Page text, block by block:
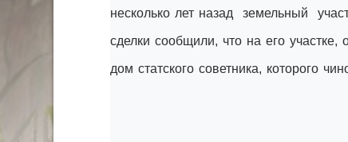
несколько лет назад земельный
сделки сообщили, что на его
дом статского советника, которого